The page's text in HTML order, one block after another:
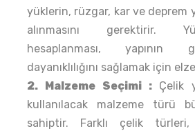
yüklerin, rüzgar, kar ve deprem
alınmasını gerektirir.
hesaplanması, yapının
dayanıklılığını sağlamak için
2. Malzeme Seçimi : Çelik
kullanılacak malzeme türü
sahiptir. Farklı çelik türleri,